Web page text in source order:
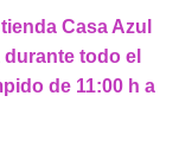
Casa Azul
todo el
de 11:00 h a